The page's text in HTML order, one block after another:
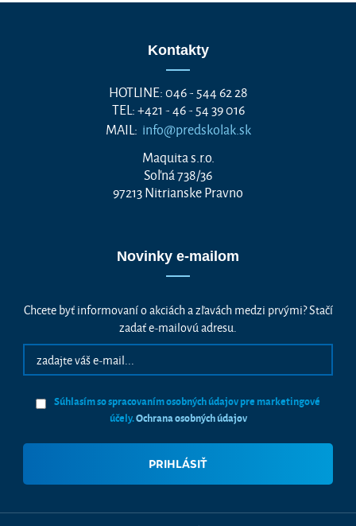
Kontakty
HOTLINE: 046 - 544 62 28
TEL: +421 - 46 - 54 39 016
MAIL: info@predskolak.sk
Maquita s.r.o.
Soľná 738/36
97213 Nitrianske Pravno
Novinky e-mailom
Chcete byť informovaní o akciách a zľavách medzi prvými? Stačí
zadať e-mailovú adresu.
Súhlasím so spracovaním osobných údajov pre marketingové
účely.Ochrana osobných údajov
Vážime si vaše súkromie
Táto stránka používa cookies, aby vám ponúkla skvelý zážitok z
prehliadania. Všetky dôležité informácie nájdete na stránke Cookies.
Nevyhnuté cookies sú automaticky zapnuté. Ak súhlasíte s prijatím